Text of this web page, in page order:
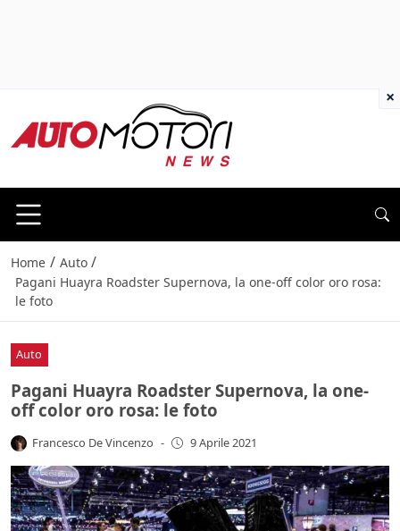
Home / Auto /
Pagani Huayra Roadster Supernova, la one-off color oro rosa:
le foto
Auto
Pagani Huayra Roadster Supernova, la one-
off color oro rosa: le foto
Francesco De Vincenzo - 9 Aprile 2021
×